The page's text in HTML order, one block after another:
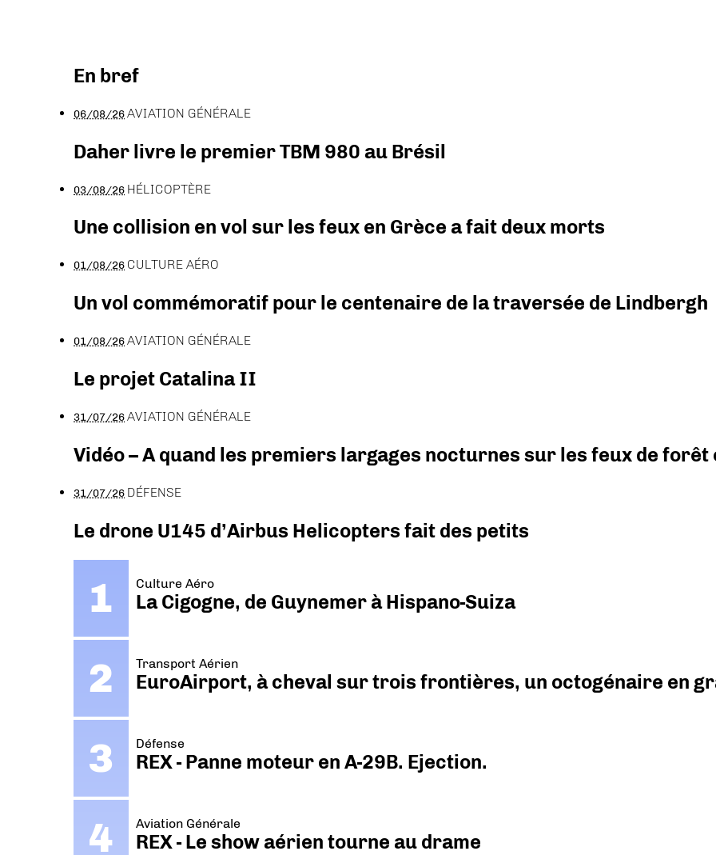
En bref
06/08/26AVIATION GÉNÉRALE
Daher livre le premier TBM 980 au Brésil
03/08/26 HÉLICOPTÈRE
Une collision en vol sur les feux en Grèce a fait deux morts
01/08/26 CULTURE AÉRO
Un vol commémoratif pour le centenaire de la traversée de Lindbergh
01/08/26AVIATION GÉNÉRALE
Le projet Catalina II
31/07/26AVIATION GÉNÉRALE
Vidéo – A quand les premiers largages nocturnes sur les feux de forêt
31/07/26 DÉFENSE
Le drone U145 d’Airbus Helicopters fait des petits
Culture Aéro
La Cigogne, de Guynemer à Hispano-Suiza
Transport Aérien
EuroAirport, à cheval sur trois frontières, un octogénaire en
Défense
REX - Panne moteur en A-29B. Ejection.
Aviation Générale
REX - Le show aérien tourne au drame